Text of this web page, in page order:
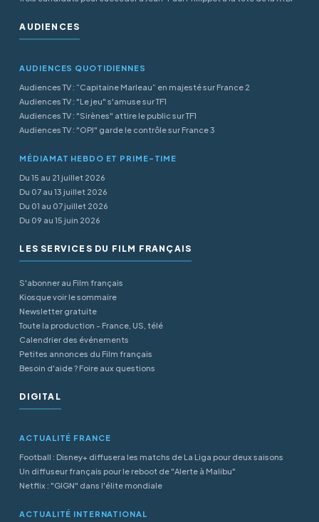
AUDIENCES
AUDIENCES QUOTIDIENNES
Audiences TV : “Capitaine Marleau” en majesté sur France 2
Audiences TV : "Le jeu" s'amuse sur TF1
Audiences TV : "Sirènes" attire le public sur TF1
Audiences TV : "OPJ" garde le contrôle sur France 3
MÉDIAMAT HEBDO ET PRIME-TIME
Du 15 au 21 juillet 2026
Du 07 au 13 juillet 2026
Du 01 au 07 juillet 2026
Du 09 au 15 juin 2026
LES SERVICES DU FILM FRANÇAIS
S'abonner au Film français
Kiosque voir le sommaire
Newsletter gratuite
Toute la production - France, US, télé
Calendrier des événements
Petites annonces du Film français
Besoin d'aide ? Foire aux questions
DIGITAL
ACTUALITÉ FRANCE
Football : Disney+ diffusera les matchs de La Liga pour deux saisons
Un diffuseur français pour le reboot de "Alerte à Malibu"
Netflix : "GIGN" dans l'élite mondiale
ACTUALITÉ INTERNATIONAL